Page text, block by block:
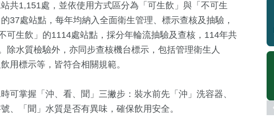
共1,151處，並依使用方式區分為「可生飲」與「不可生
37處站點，每年均納入全面衛生管理、標示查核及抽驗，
可生飲」的1114處站點，採分年輪流抽驗及查核，114年共
除水質檢驗外，亦同步查核機台標示，包括管理衛生人
用標示等，皆符合相關規範。
可掌握「沖、看、聞」三撇步：裝水前先「沖」洗容器、
、「聞」水質是否有異味，確保飲用安全。
4+
兩岸佛教文化交
流專區
1411+
社會
68+
影視 2024立委選戰
1742